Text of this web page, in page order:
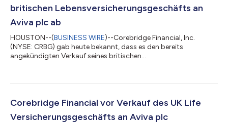
britischen Lebensversicherungsgeschäfts an
Aviva plc ab
HOUSTON--(BUSINESS WIRE)--Corebridge Financial, Inc.
(NYSE: CRBG) gab heute bekannt, dass es den bereits
angekündigten Verkauf seines britischen
Corebridge, sich auf Life & Retirement Produkte und Lösungen in
LLC fungierte als Finanzberater und Skadden, Arps, Slate,
Meagher & Flom LLP als Rechtsbera...
Corebridge Financial vor Verkauf des UK Life
Versicherungsgeschäfts an Aviva plc